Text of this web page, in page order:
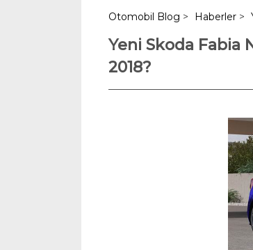
Otomobil Blog > Haberler >
Yeni Skoda Fabia
2018?